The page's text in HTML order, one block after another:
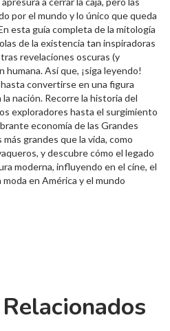
por el mundo y lo único que queda
esta guía completa de la mitología
de la existencia tan inspiradoras
revelaciones oscuras (y
Así que, ¡siga leyendo!
convertirse en una figura
nación. Recorre la historia del
exploradores hasta el surgimiento
economía de las Grandes
grandes que la vida, como
y descubre cómo el legado
moderna, influyendo en el cine, el
en América y el mundo